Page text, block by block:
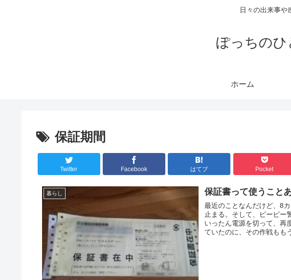
日々の出来事や
ぽっちのひ
ホーム
保証期間
Twitter Facebook はてブ Pocket
暮らし 保証書って使うこと
最近のことなんだけど、8
止まる。そして、ピーピー
いったん電源を切って、再
ていたのに、その作戦もも